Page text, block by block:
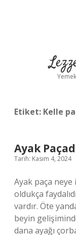
Etiket: Kelle
Ayak
Tarih: Kasım 4, 2024
Ayak paça neye
oldukça
vardır. Öte
beyin
dana ayağı